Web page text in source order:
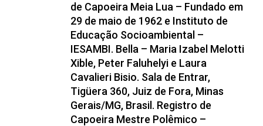
de Capoeira Meia Lua – Fundado em
29 de maio de 1962 e Instituto de
Educação Socioambiental –
IESAMBI. Bella – Maria Izabel Melotti
Xible, Peter Faluhelyi e Laura
Cavalieri Bisio. Sala de Entrar,
Tigüera 360, Juiz de Fora, Minas
Gerais/MG, Brasil. Registro de
Capoeira Mestre Polêmico –